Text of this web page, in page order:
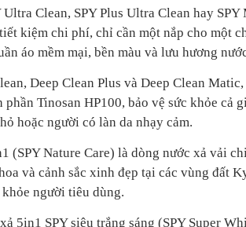
Ultra Clean, SPY Plus Ultra Clean hay
kiệm chi phí, chỉ cần một nắp cho một
áo mềm mại, bền màu và lưu hương
Deep Clean Plus và Deep Clean
Tinosan HP100, bảo vệ sức khỏe cả
hoặc người có làn da nhạy cảm.
(SPY Nature Care) là dòng nước xả vải
và cảnh sắc xinh đẹp tại các vùng đất
người tiêu dùng.
5in1 SPY siêu trắng sáng (SPY Super